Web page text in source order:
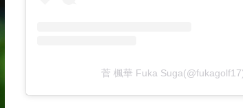
菅 楓華 Fuka